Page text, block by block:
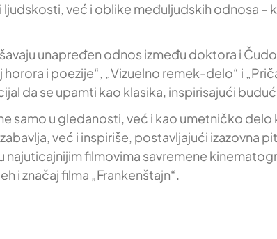
ljudskosti, već i oblike međuljudskih odnosa
unapređen odnos između doktora i
i poezije“, „Vizuelno remek-delo“ i
da se upamti kao klasika, inspirisajući
samo u gledanosti, već i kao umetničko
već i inspiriše, postavljajući izazovna
najuticajnijim filmovima savremene
i značaj filma „Frankenštajn“.